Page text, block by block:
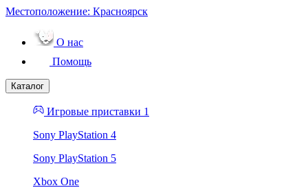
Местоположение: Красноярск
О нас
Помощь
Каталог
Игровые приставки 1
Sony PlayStation 4
Sony PlayStation 5
Xbox One